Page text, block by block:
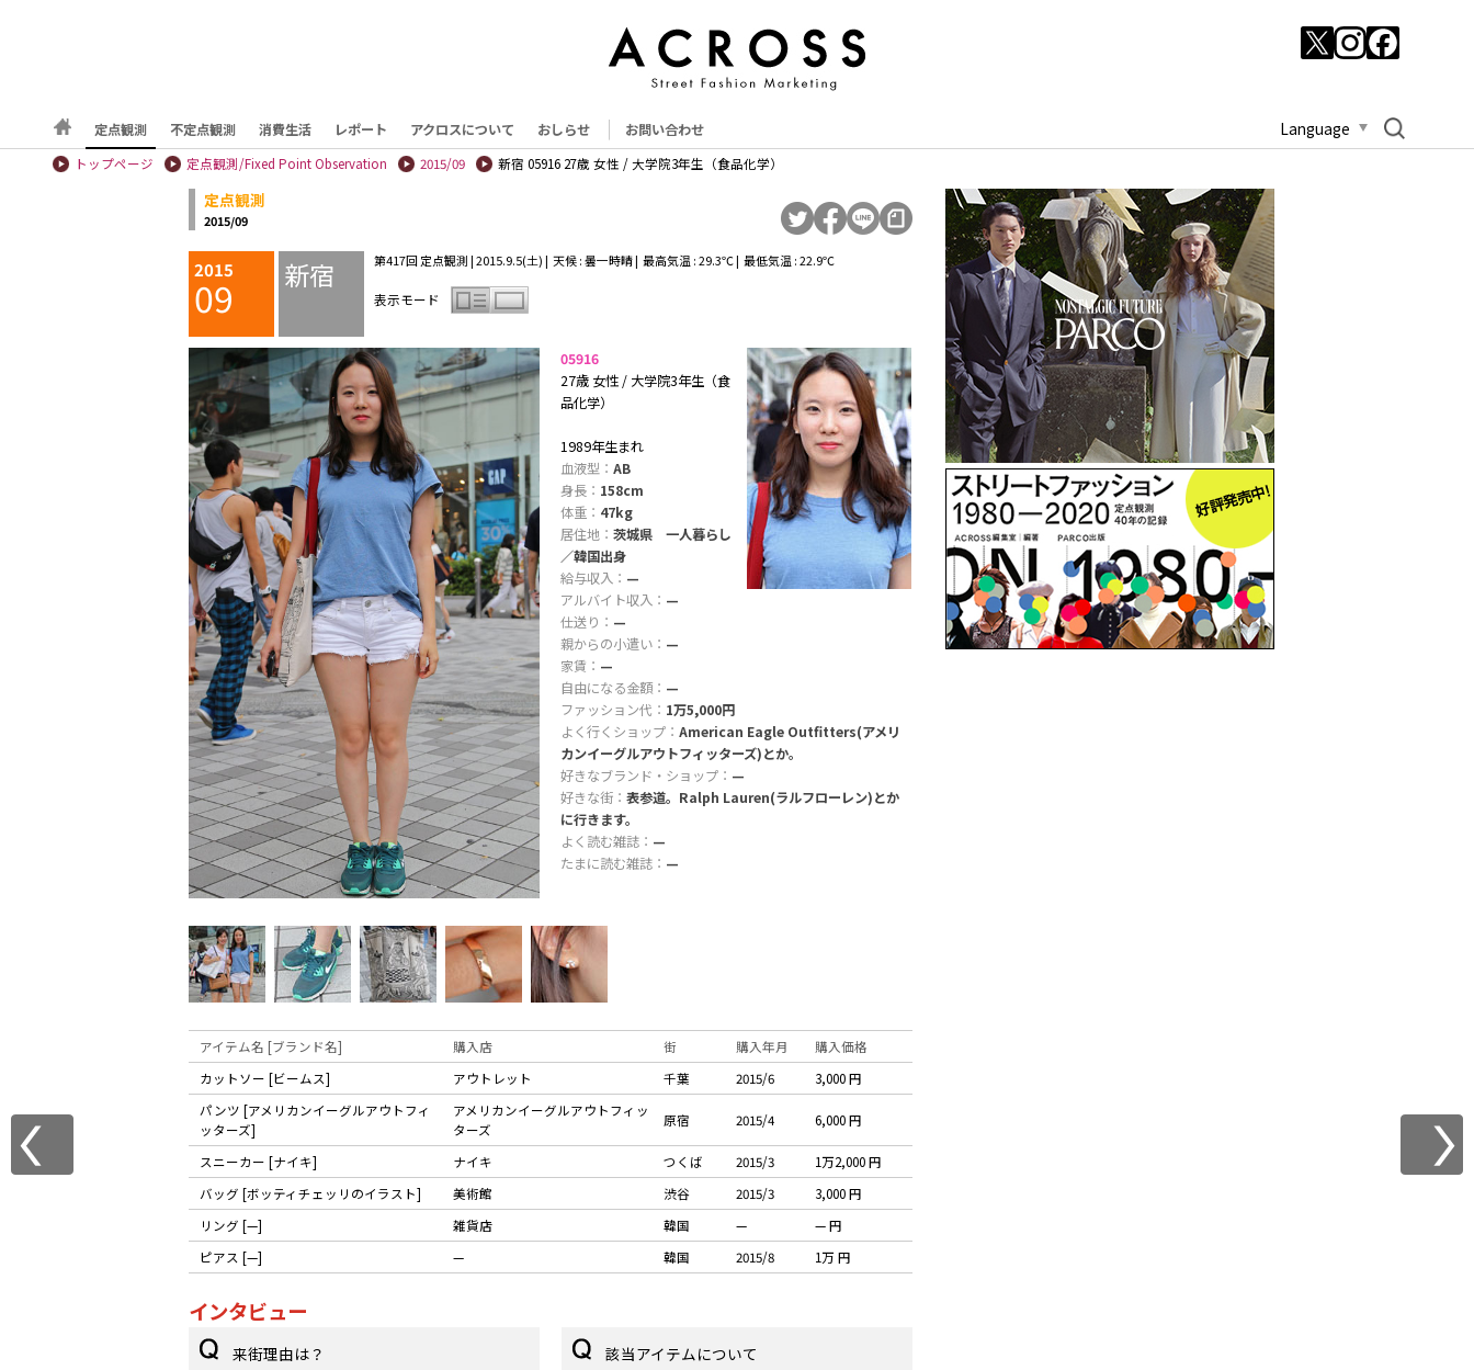
定点観測 不定点観測 消費生活 レポート アクロスについて おしらせ お問い合わせ Language
トップページ 定点観測/Fixed Point Observation 2015/09 新宿 05916 27歳 女性 / 大学院3年生（食品化学）
定点観測
2015/09
2015
09 新宿 第417回 定点観測 | 2015.9.5(土) | 天候 : 曇一時晴 | 最高気温 : 29.3℃ | 最低気温 : 22.9℃
表示モード
05916
27歳 女性 / 大学院3年生（食
品化学）
1989年生まれ
血液型： AB
身長： 158cm
体重： 47kg
居住地： 茨城県 一人暮らし
／韓国出身
給与収入： —
アルバイト収入： —
仕送り： —
親からの小遣い： —
家賃： —
自由になる金額： —
ファッション代： 1万5,000円
よく行くショップ： American Eagle Outfitters(アメリ
カンイーグルアウトフィッターズ)とか。
好きなブランド・ショップ： —
好きな街： 表参道。Ralph Lauren(ラルフローレン)とか
に行きます。
よく読む雑誌： —
たまに読む雑誌： —
アイテム名 [ブランド名] 購入店 街 購入年月
購入価格
カットソー [ビームス]
アウトレット 千葉 2015/6
3,000 円
パンツ [アメリカンイーグルアウトフィ
ッターズ]
アメリカンイーグルアウトフィッ
ターズ
原宿 2015/4 6,000 円
スニーカー [ナイキ] ナイキ つくば 2015/3
1万2,000 円
バッグ [ボッティチェッリのイラスト]
美術館 渋谷 2015/3
3,000 円
リング [—]
雑貨店 韓国 —
— 円
ピアス [—]
— 韓国 2015/8 1万 円
インタビュー
来街理由は？
該当アイテムについて